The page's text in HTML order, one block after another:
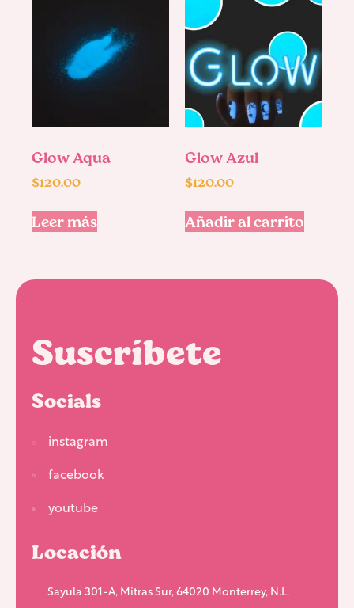
Glow Aqua
$120.00
Leer más
Glow Azul
$120.00
Añadir al carrito
Suscríbete
Socials
instagram
facebook
youtube
Locación
Sayula 301-A, Mitras Sur, 64020 Monterrey, N.L.